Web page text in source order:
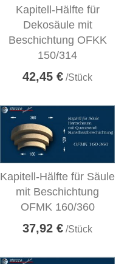
Kapitell-Hälfte für
Dekosäule mit
Beschichtung OFKK
150/314
42,45 € /Stück
Kapitell-Hälfte für Säule
mit Beschichtung
OFMK 160/360
37,92 € /Stück